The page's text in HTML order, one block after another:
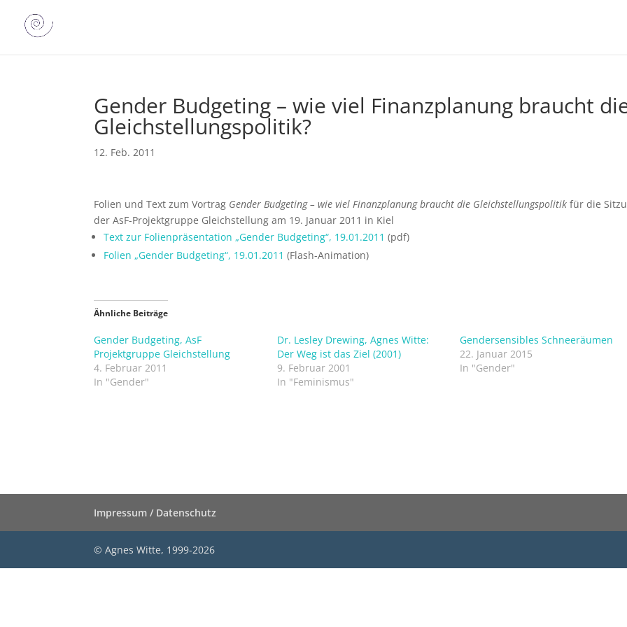
Gender Budgeting – wie viel Finanzplanung braucht
Gleichstellungspolitik?
12. Feb. 2011
Folien und Text zum Vortrag Gender Budgeting – wie viel Finanzplanung braucht die Gleichstellungspolitik für die
der AsF-Projektgruppe Gleichstellung am 19. Januar 2011 in Kiel
Text zur Folienpräsentation „Gender Budgeting“, 19.01.2011 (pdf)
Folien „Gender Budgeting“, 19.01.2011 (Flash-Animation)
Ähnliche Beiträge
Gender Budgeting, AsF
Projektgruppe Gleichstellung
4. Februar 2011
In "Gender"
Dr. Lesley Drewing, Agnes Witte:
Der Weg ist das Ziel (2001)
9. Februar 2001
In "Feminismus"
Gendersensibles Schneeräumen
22. Januar 2015
In "Gender"
Impressum / Datenschutz
© Agnes Witte, 1999-2026